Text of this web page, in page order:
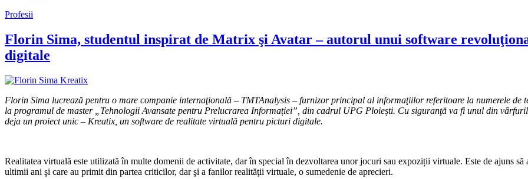
Profesii
Florin Sima, studentul inspirat de Matrix şi Avatar – autorul unui software
digitale
Florin Sima lucrează pentru o mare companie internaţională – TMTAnalysis – furnizor principal al informaţiilor referitoare la numerele de
la programul de master „Tehnologii Avansate pentru Prelucrarea Informației”, din cadrul UPG Ploiești. Cu siguranţă va fi unul din
deja un proiect unic – Kreatix, un software de realitate virtuală pentru picturi digitale.
Realitatea virtuală este utilizată în multe domenii de activitate, dar în special în dezvoltarea unor jocuri sau expoziții virtuale. Este de ajuns
ultimii ani şi care au primit din partea criticilor, dar şi a fanilor realităţii virtuale, o sumedenie de aprecieri.